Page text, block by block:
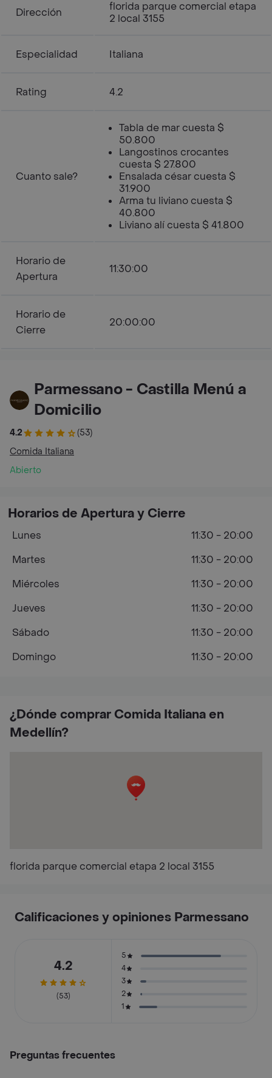
Dirección
florida parque comercial etapa
2 local 3155
Especialidad Italiana
Rating 4.2
Cuanto sale?
Tabla de mar cuesta $
50.800
Langostinos crocantes
cuesta $ 27.800
Ensalada césar cuesta $
31.900
Arma tu liviano cuesta $
40.800
Liviano alí cuesta $ 41.800
Horario de
Apertura
11:30:00
Horario de
Cierre
20:00:00
Parmessano - Castilla Menú a
Domicilio
4.2
(53)
Comida Italiana
Abierto
¿Dónde comprar Comida Italiana en
Medellín?
florida parque comercial etapa 2 local 3155
Horarios de Apertura y Cierre
Lunes
11:30 - 20:00
Martes
11:30 - 20:00
Miércoles
11:30 - 20:00
Jueves
11:30 - 20:00
Sábado
11:30 - 20:00
Domingo
11:30 - 20:00
Calificaciones y opiniones Parmessano
4.2
(53)
5
4
3
2
1
Preguntas frecuentes